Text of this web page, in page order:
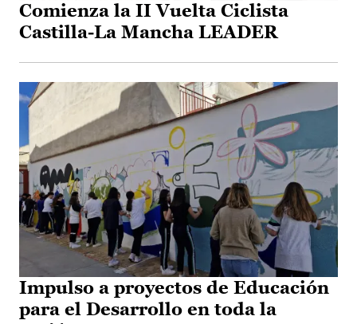
Comienza la II Vuelta Ciclista
Castilla-La Mancha LEADER
Impulso a proyectos de Educación
para el Desarrollo en toda la